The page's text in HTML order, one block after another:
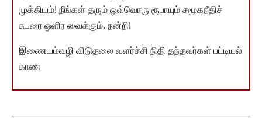
முக்கியம்! நீங்கள் தரும் ஒவ்வொரு ரூபாயும் சமூகநீதிச்
சுடரை ஒளிர வைக்கும். நன்றி!
இணையம்வழி விடுதலை வளர்ச்சி நிதி தந்தவர்கள் பட்டியல்
காண